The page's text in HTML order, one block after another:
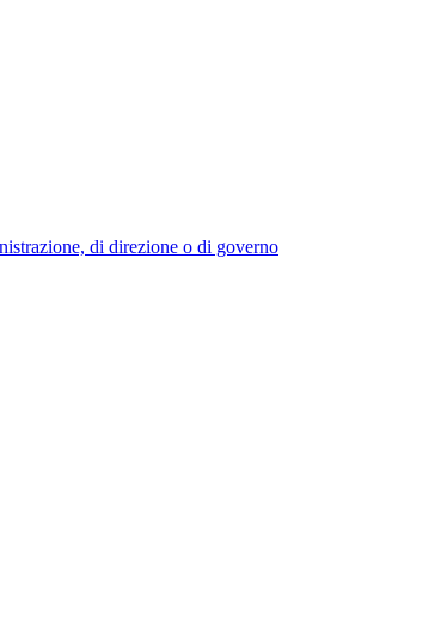
di direzione o di governo